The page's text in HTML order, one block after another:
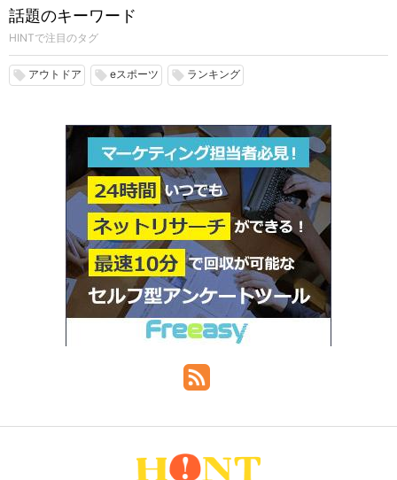
話題のキーワード
HINTで注目のタグ
local_offer アウトドア local_offer eスポーツ local_offer ランキング